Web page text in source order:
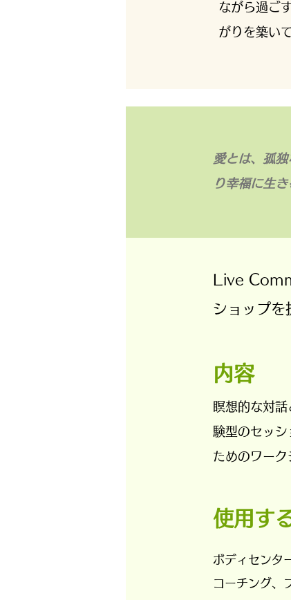
ながら過ご
がりを築い
愛とは、孤
り幸福に生
Live
ショップを
​内容
瞑想的な対
験型のセッ
ためのワーク
使用す
ボディセンタ
コーチング、